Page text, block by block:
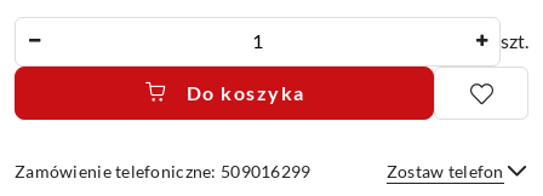
szt.
Do koszyka
Zamówienie telefoniczne: 509016299 Zostaw telefon